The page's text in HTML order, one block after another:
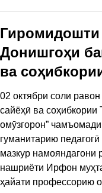
Гиромидошти
Донишгоҳи
ва
02 октябри соли
сайёҳӣ ва соҳибкории
омӯзгорон”
гуманитарию
мазкур намояндагони
нашриёти Ирфон
ҳайати профессорию